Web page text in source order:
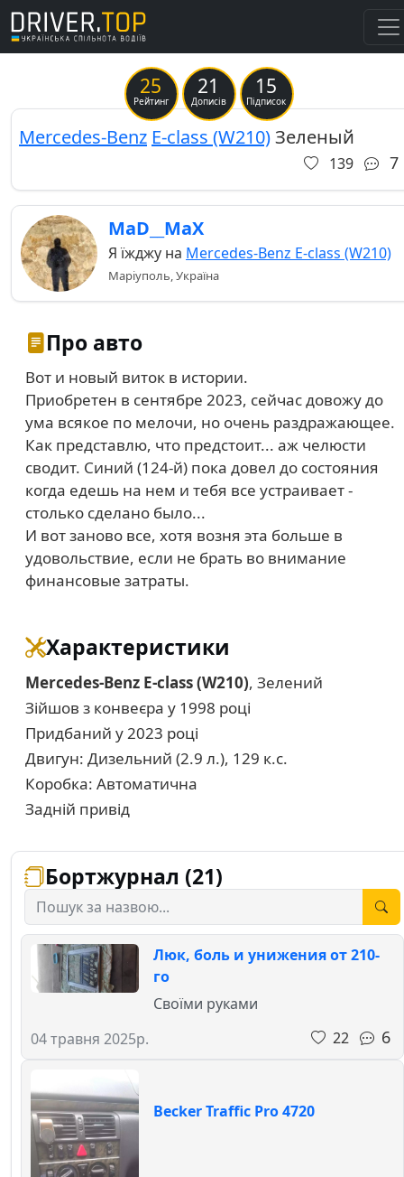
25
Рейтинг
21
Дописів
15
Підписок
Mercedes-Benz E-class (W210)Зеленый
139 7
MaD__MaX
Я їжджу на Mercedes-Benz E-class (W210)
Маріуполь, Україна
Про авто
Вот и новый виток в истории.
Приобретен в сентябре 2023, сейчас довожу до
ума всякое по мелочи, но очень раздражающее.
Как представлю, что предстоит... аж челюсти
сводит. Синий (124-й) пока довел до состояния
когда едешь на нем и тебя все устраивает -
столько сделано было...
И вот заново все, хотя возня эта больше в
удовольствие, если не брать во внимание
финансовые затраты.
Характеристики
Mercedes-Benz E-class (W210), Зелений
Зійшов з конвеєра у 1998 році
Придбаний у 2023 році
Двигун: Дизельний (2.9 л.), 129 к.с.
Коробка: Автоматична
Задній привід
Бортжурнал (21)
Люк, боль и унижения от 210-
го
04 травня 2025р.
Своїми руками
22
6
Becker Traffic Pro 4720